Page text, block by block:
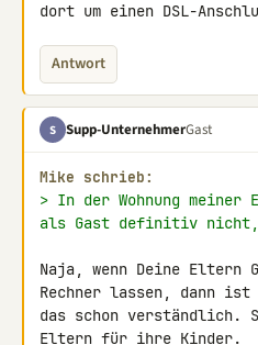
dort um einen DSL-
Antwort
S Supp-UnternehmerGast
Mike schrieb:
> In der Wohnung
als Gast definitiv nicht,
Naja, wenn Deine Eltern
Rechner lassen, dann ist
das schon verständlich.
Eltern für ihre Kinder.